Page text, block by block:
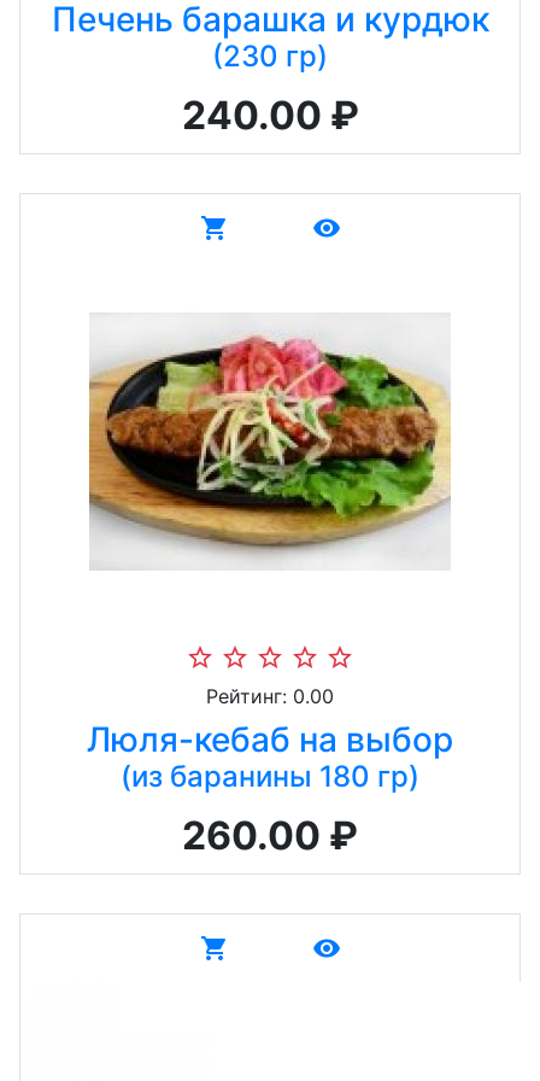
Печень барашка и курдюк
(230 гр)
240.00 ₽
shopping_cart remove_red_eye
star_border star_border star_border star_border star_border
Рейтинг: 0.00
Люля-кебаб на выбор
(из баранины 180 гр)
260.00 ₽
shopping_cart remove_red_eye